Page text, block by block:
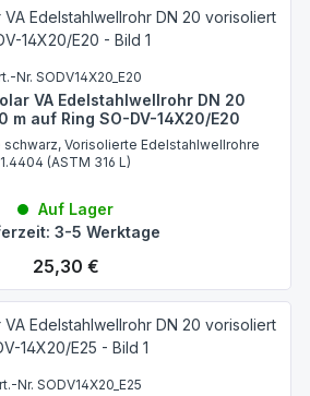
Nr. SODV14X20_E20
VA Edelstahlwellrohr DN 20
m auf Ring SO-DV-14X20/E20
Vorisolierte Edelstahlwellrohre
1.4404 (ASTM 316 L)
Auf Lager
3-5 Werktage
Regulärer Preis:
25,30 €
Nr. SODV14X20_E25